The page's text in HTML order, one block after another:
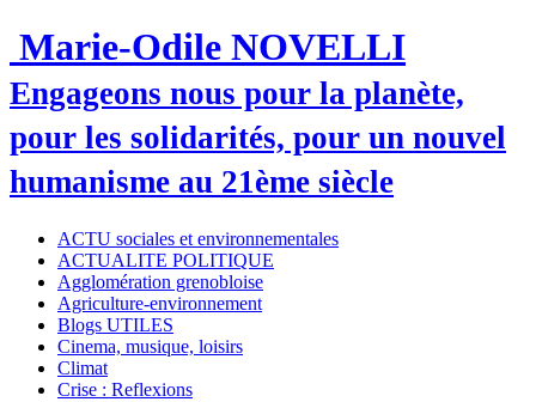
Marie-Odile NOVELLI
Engageons nous pour la planète,
pour les solidarités, pour un nouvel
humanisme au 21ème siècle
ACTU sociales et environnementales
ACTUALITE POLITIQUE
Agglomération grenobloise
Agriculture-environnement
Blogs UTILES
Cinema, musique, loisirs
Climat
Crise : Reflexions